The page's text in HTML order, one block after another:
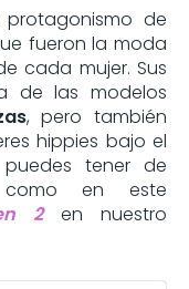
de
fueron la moda
cada mujer. Sus
de las modelos
, pero también
hippies bajo el
tener de
en este
2
en nuestro